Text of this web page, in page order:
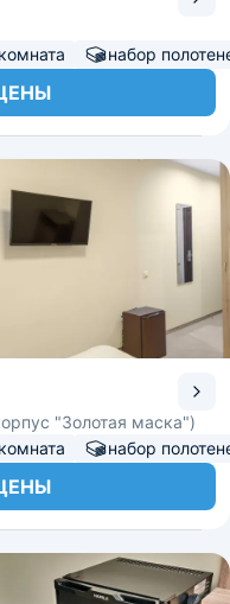
набор
"Золотая маска")
набор